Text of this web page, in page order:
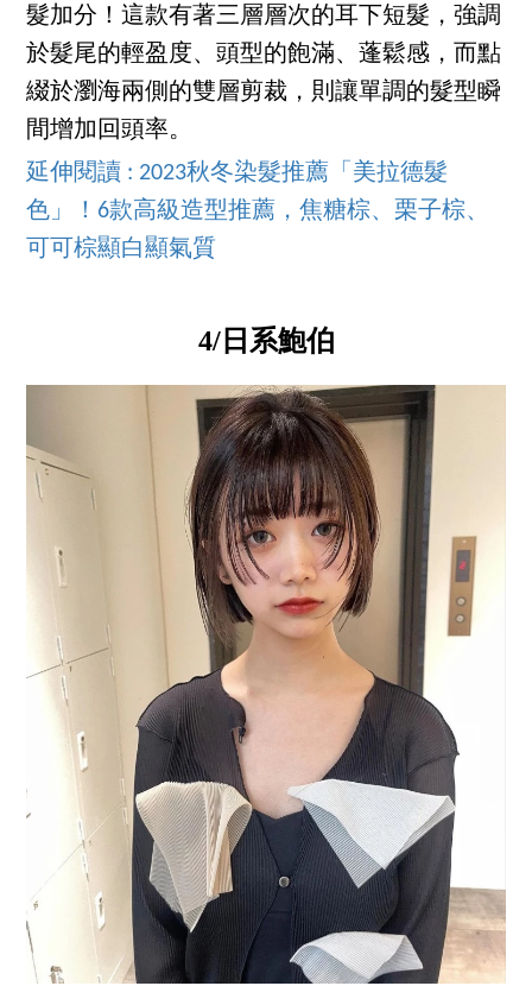
髮加分！這款有著三層層次的耳下短髮，強調
於髮尾的輕盈度、頭型的飽滿、蓬鬆感，而點
綴於瀏海兩側的雙層剪裁，則讓單調的髮型瞬
間增加回頭率。
延伸閱讀 : 2023秋冬染髮推薦「美拉德髮
色」！6款高級造型推薦，焦糖棕、栗子棕、
可可棕顯白顯氣質
4/日系鮑伯